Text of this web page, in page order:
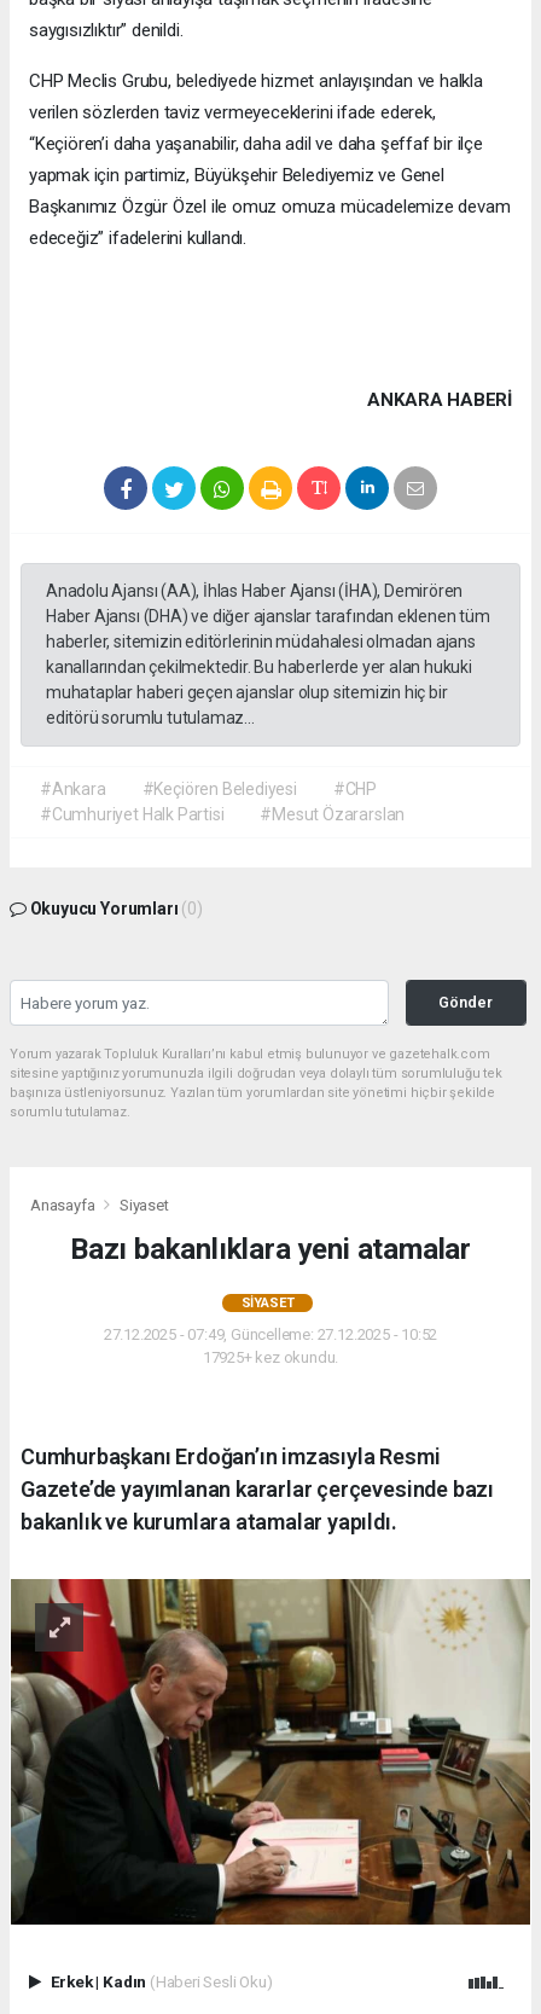
saygısızlıktır” denildi.
CHP Meclis Grubu, belediyede hizmet anlayışından ve halkla
verilen sözlerden taviz vermeyeceklerini ifade ederek,
“Keçiören’i daha yaşanabilir, daha adil ve daha şeffaf bir ilçe
yapmak için partimiz, Büyükşehir Belediyemiz ve Genel
Başkanımız Özgür Özel ile omuz omuza mücadelemize devam
edeceğiz” ifadelerini kullandı.
ANKARA HABERİ
Anadolu Ajansı (AA), İhlas Haber Ajansı (İHA), Demirören
Haber Ajansı (DHA) ve diğer ajanslar tarafından eklenen tüm
haberler, sitemizin editörlerinin müdahalesi olmadan ajans
kanallarından çekilmektedir. Bu haberlerde yer alan hukuki
muhataplar haberi geçen ajanslar olup sitemizin hiç bir
editörü sorumlu tutulamaz...
#Ankara #Keçiören Belediyesi
#CHP
#Cumhuriyet Halk Partisi
#Mesut Özararslan
Okuyucu Yorumları (0)
Gönder
Yorum yazarak Topluluk Kuralları’nı kabul etmiş bulunuyor ve gazetehalk.com
sitesine yaptığınız yorumunuzla ilgili doğrudan veya dolaylı tüm sorumluluğu tek
başınıza üstleniyorsunuz. Yazılan tüm yorumlardan site yönetimi hiçbir şekilde
sorumlu tutulamaz.
Anasayfa Siyaset
Bazı bakanlıklara yeni atamalar
SIYASET
27.12.2025 - 07:49, Güncelleme: 27.12.2025 - 10:52
17925+ kez okundu.
Cumhurbaşkanı Erdoğan’ın imzasıyla Resmi
Gazete’de yayımlanan kararlar çerçevesinde bazı
bakanlık ve kurumlara atamalar yapıldı.
Erkek| Kadın (Haberi Sesli Oku)